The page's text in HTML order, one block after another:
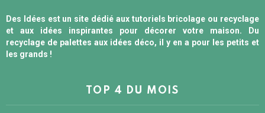
Des Idées est un site dédié aux tutoriels bricolage ou recyclage
et aux idées inspirantes pour décorer votre maison. Du
recyclage de palettes aux idées déco, il y en a pour les petits et
les grands !
TOP 4 DU MOIS